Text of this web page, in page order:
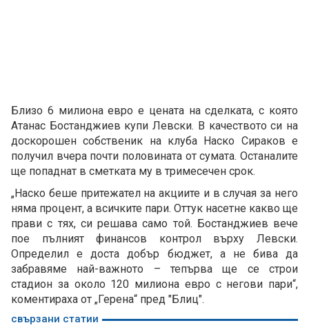
Близо 6 милиона евро е цената на сделката, с която
Атанас Бостанджиев купи Левски. В качеството си на
доскорошен собственик на клуба Наско Сираков е
получил вчера почти половината от сумата. Останалите
ще попаднат в сметката му в тримесечен срок.
„Наско беше притежател на акциите и в случая за него
няма процент, а всичките пари. Оттук насетне какво ще
прави с тях, си решава само той. Бостанджиев вече
пое пълният финансов контрол върху Левски.
Определил е доста добър бюджет, а не бива да
забравяме най-важното – тепърва ще се строи
стадион за около 120 милиона евро с негови пари“,
коментираха от „Герена“ пред "Блиц".
свързани статии